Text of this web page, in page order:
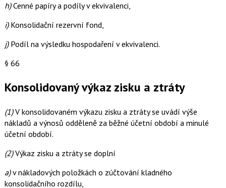
h)Cenné papíry a podíly v ekvivalenci,
i)Konsolidační rezervní fond,
j)Podíl na výsledku hospodaření v ekvivalenci.
§ 66
Konsolidovaný výkaz zisku a ztráty
(1)V konsolidovaném výkazu zisku a ztráty se uvádí výše
nákladů a výnosů odděleně za běžné účetní období a minulé
účetní období.
(2)Výkaz zisku a ztráty se doplní
a)v nákladových položkách o zúčtování kladného
konsolidačního rozdílu,